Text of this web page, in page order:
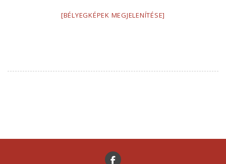
[BÉLYEGKÉPEK MEGJELENÍTÉSE]